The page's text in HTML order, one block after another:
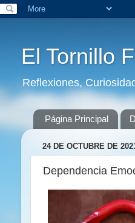
El Tornillo
Reflexiones,
Página Principal
24 DE OCTUBRE DE
Dependencia